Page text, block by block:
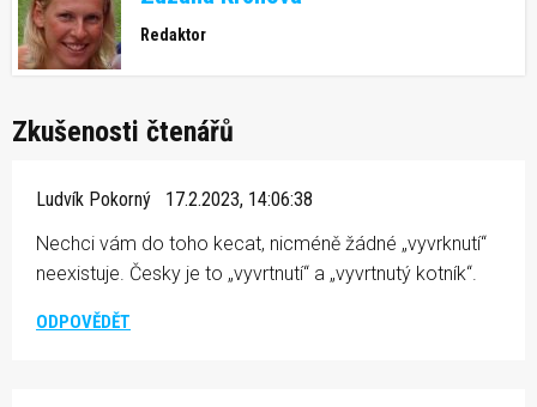
Redaktor
Zkušenosti čtenářů
Ludvík Pokorný
17.2.2023, 14:06:38
Nechci vám do toho kecat, nicméně žádné „vyvrknutí“
neexistuje. Česky je to „vyvrtnutí“ a „vyvrtnutý kotník“.
ODPOVĚDĚT